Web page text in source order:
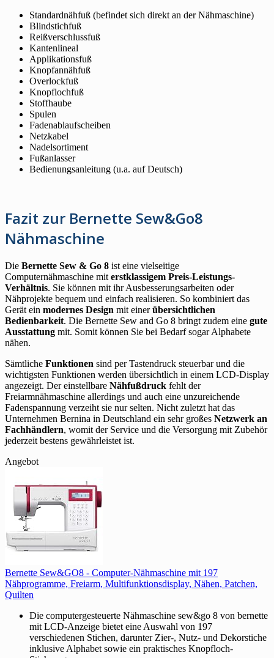
Standardnähfuß (befindet sich direkt an der Nähmaschine)
Blindstichfuß
Reißverschlussfuß
Kantenlineal
Applikationsfuß
Knopfannähfuß
Overlockfuß
Knopflochfuß
Stoffhaube
Spulen
Fadenablaufscheiben
Netzkabel
Nadelsortiment
Fußanlasser
Bedienungsanleitung (u.a. auf Deutsch)
Fazit zur Bernette Sew&Go8
Nähmaschine
Die Bernette Sew & Go 8 ist eine vielseitige
Computernähmaschine mit erstklassigem Preis-Leistungs-
Verhältnis. Sie können mit ihr Ausbesserungsarbeiten oder
Nähprojekte bequem und einfach realisieren. So kombiniert das
Gerät ein modernes Design mit einerübersichtlichen
Bedienbarkeit. Die Bernette Sew and Go 8 bringt zudem eine gute
Ausstattung mit. Somit können Sie bei Bedarf sogar Alphabete
nähen.
Sämtliche Funktionen sind per Tastendruck steuerbar und die
wichtigsten Funktionen werden übersichtlich in einem LCD-Display
angezeigt. Der einstellbare Nähfußdruck fehlt der
Freiarmnähmaschine allerdings und auch eine unzureichende
Fadenspannung verzeiht sie nur selten. Nicht zuletzt hat das
Unternehmen Bernina in Deutschland ein sehr großes Netzwerk an
Fachhändlern, womit der Service und die Versorgung mit Zubehör
jederzeit bestens gewährleistet ist.
Angebot
Bernette Sew&GO8 - Computer-Nähmaschine mit 197
Nähprogramme, Freiarm, Multifunktionsdisplay, Nähen, Patchen,
Quilten
Die computergesteuerte Nähmaschine sew&go 8 von bernette
mit LCD-Anzeige bietet eine Auswahl von 197
verschiedenen Stichen, darunter Zier-, Nutz- und Dekorstiche
inklusive Alphabet sowie ein praktisches Knopfloch-